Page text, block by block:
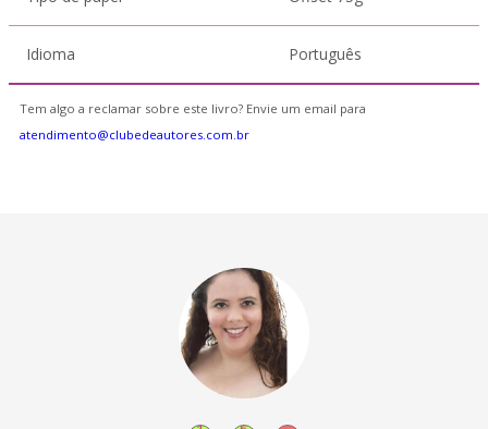
Idioma Português
Tem algo a reclamar sobre este livro? Envie um email para
atendimento@clubedeautores.com.br